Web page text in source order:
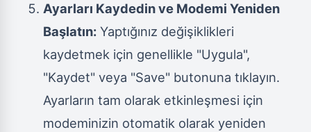
Ayarları Kaydedin ve Modemi Yeniden
Başlatın: Yaptığınız değişiklikleri
kaydetmek için genellikle "Uygula",
"Kaydet" veya "Save" butonuna tıklayın.
Ayarların tam olarak etkinleşmesi için
modeminizin otomatik olarak yeniden